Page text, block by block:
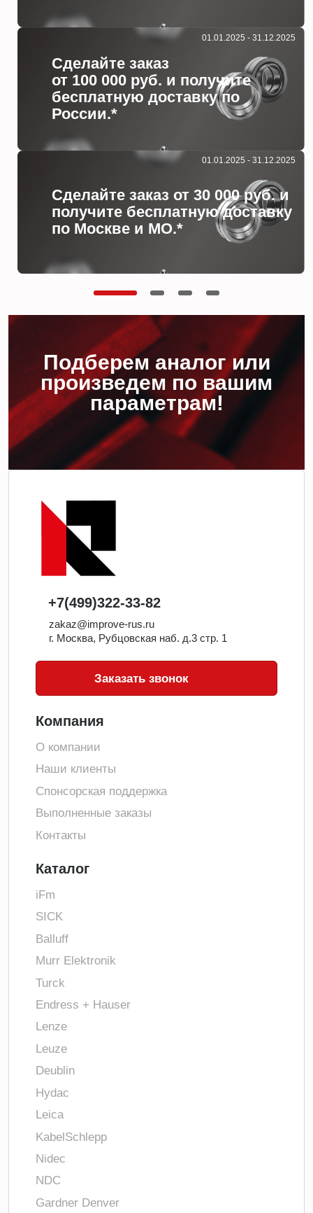
Сделайте заказ
от 100 000 руб. и получите
бесплатную доставку по
России.*
01.01.2025 - 31.12.2025
Сделайте заказ от 30 000 руб. и
получите бесплатную доставку
по Москве и МО.*
01.01.2025 - 31.12.2025
Подберем аналог или
произведем по вашим
параметрам!
+7(499)322-33-82
zakaz@improve-rus.ru
г. Москва, Рубцовская наб. д.3 стр. 1
Заказать звонок
Компания
О компании
Наши клиенты
Спонсорская поддержка
Выполненные заказы
Контакты
Каталог
iFm
SICK
Balluff
Murr Elektronik
Turck
Endress + Hauser
Lenze
Leuze
Deublin
Hydac
Leica
KabelSchlepp
Nidec
NDC
Gardner Denver